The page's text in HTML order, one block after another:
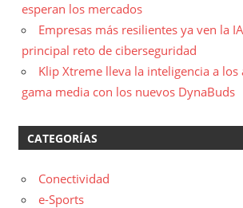
esperan los mercados
Empresas más resilientes ya ven la
principal reto de ciberseguridad
Klip Xtreme lleva la inteligencia a
gama media con los nuevos DynaBuds
CATEGORÍAS
Conectividad
e-Sports